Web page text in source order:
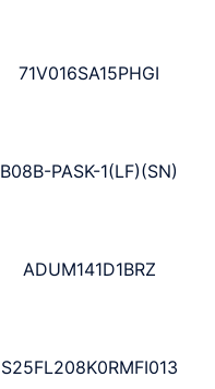
71V016SA15PHGI
B08B-PASK-1(LF)(SN)
ADUM141D1BRZ
S25FL208K0RMFI013